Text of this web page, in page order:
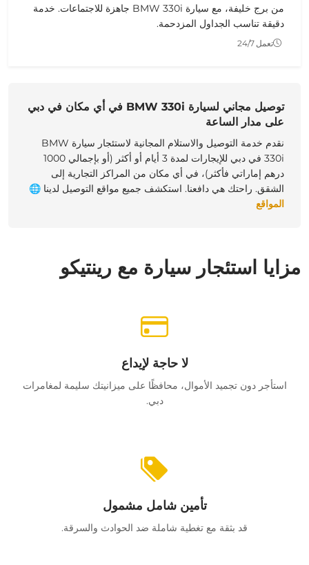
من برج خليفة، مع سيارة BMW 330i جاهزة للاجتماعات. خدمة
دقيقة تناسب الجداول المزدحمة.
تعمل 24/7
توصيل مجاني لسيارة BMW 330i في أي مكان في دبي
على مدار الساعة
نقدم خدمة التوصيل والاستلام المجانية لاستئجار سيارة BMW
330i في دبي للإيجارات لمدة 3 أيام أو أكثر (أو بإجمالي 1000
درهم إماراتي فأكثر)، في أي مكان من المراكز التجارية إلى
الشقق. راحتك هي دافعنا. استكشف جميع مواقع التوصيل لدينا 🌐
المواقع
مزايا استئجار سيارة مع رينتيكو
لا حاجة لإيداع
استأجر دون تجميد الأموال، محافظًا على ميزانيتك سليمة لمغامرات
دبي.
تأمين شامل مشمول
قد بثقة مع تغطية شاملة ضد الحوادث والسرقة.